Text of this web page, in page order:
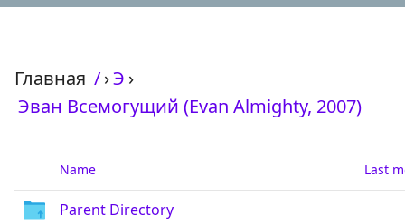
Главная /›Э ›
Эван Всемогущий (Evan Almighty, 2007)
Name Last
Parent Directory